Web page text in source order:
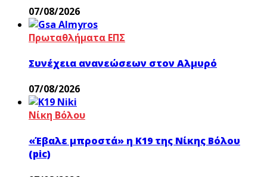
07/08/2026
Πρωταθλήματα ΕΠΣ
Συνέχεια ανανεώσεων στον Αλμυρό
07/08/2026
Νίκη Βόλου
«Έβαλε μπροστά» η Κ19 της Νίκης Βόλου
(pic)